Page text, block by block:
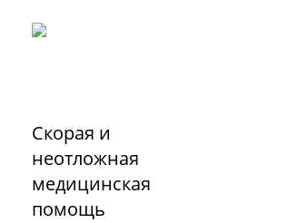
Скорая и
неотложная
медицинская
помощь